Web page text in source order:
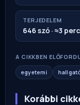
TERJEDELEM
646 szó · ≈3
A CIKKBEN
egyetemi
Korábbi